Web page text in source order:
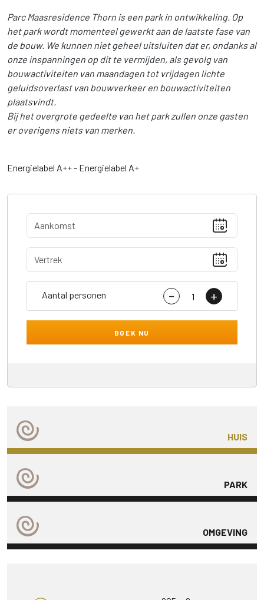
Parc Maasresidence Thorn is een park in ontwikkeling. Op
het park wordt momenteel gewerkt aan de laatste fase van
de bouw. We kunnen niet geheel uitsluiten dat er, ondanks al
onze inspanningen op dit te vermijden, als gevolg van
bouwactiviteiten van maandagen tot vrijdagen lichte
geluidsoverlast van bouwverkeer en bouwactiviteiten
plaatsvindt.
Bij het overgrote gedeelte van het park zullen onze gasten
er overigens niets van merken.
Energielabel A++ - Energielabel A+
Aantal personen - +
BOEK NU
HUIS
PARK
OMGEVING